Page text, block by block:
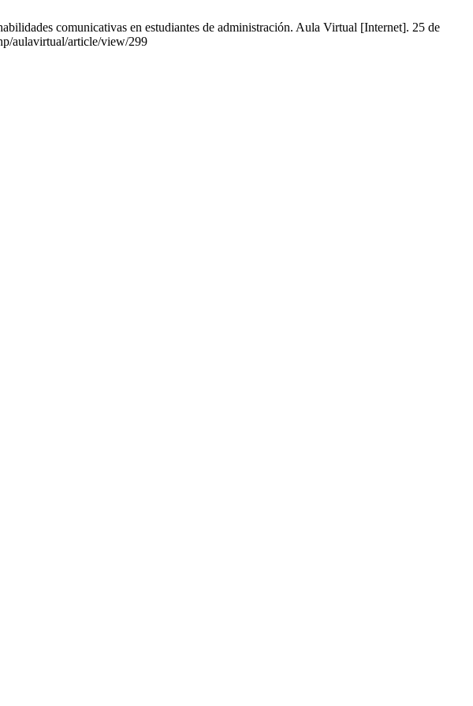
comunicativas en estudiantes de administración. Aula Virtual [Internet]. 25 de
aulavirtual/article/view/299